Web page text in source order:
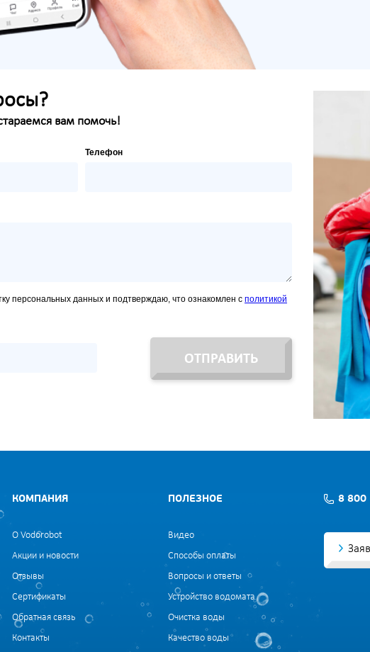
вам помочь!
Телефон
персональных данных и подтверждаю, что ознакомлен с политикой
ОТПРАВИТЬ
КОМПАНИЯ
О Vodorobot
Акции и новости
Отзывы
Сертификаты
Обратная связь
Контакты
ПОЛЕЗНОЕ
Видео
Способы оплаты
Вопросы и ответы
Устройство водомата
Очистка воды
Качество воды
8 800